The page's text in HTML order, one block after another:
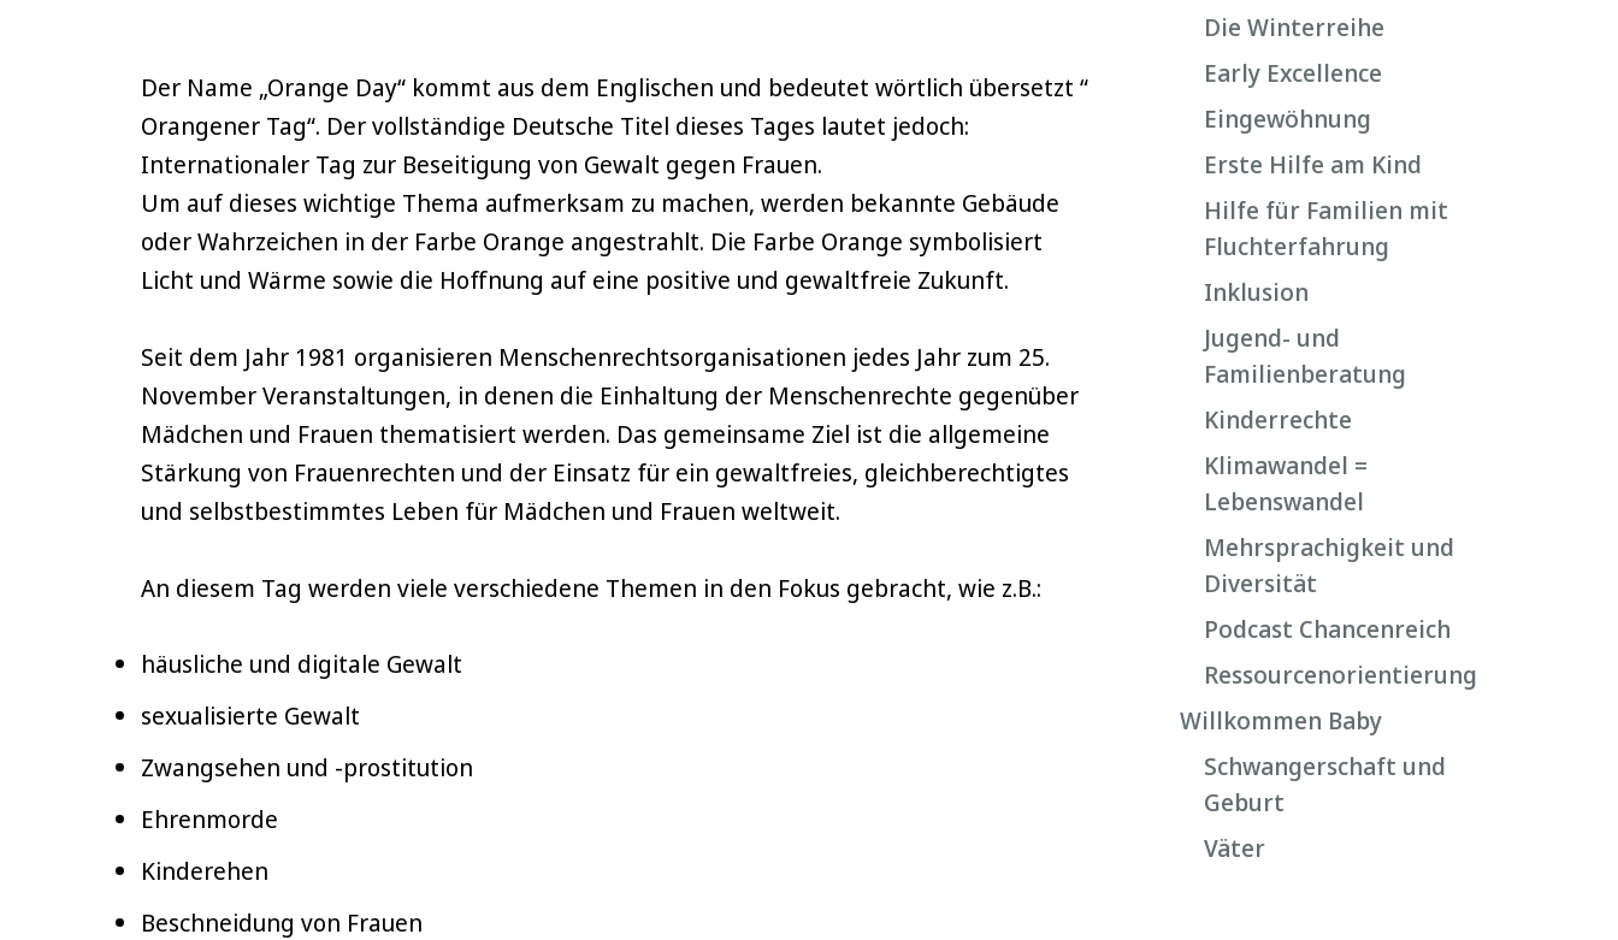
Der Name „Orange Day“ kommt aus dem Englischen und bedeutet wörtlich übersetzt “
Orangener Tag“. Der vollständige Deutsche Titel dieses Tages lautet jedoch:
Internationaler Tag zur Beseitigung von Gewalt gegen Frauen.
Um auf dieses wichtige Thema aufmerksam zu machen, werden bekannte Gebäude
oder Wahrzeichen in der Farbe Orange angestrahlt. Die Farbe Orange symbolisiert
Licht und Wärme sowie die Hoffnung auf eine positive und gewaltfreie Zukunft.
Seit dem Jahr 1981 organisieren Menschenrechtsorganisationen jedes Jahr zum 25.
November Veranstaltungen, in denen die Einhaltung der Menschenrechte gegenüber
Mädchen und Frauen thematisiert werden. Das gemeinsame Ziel ist die allgemeine
Stärkung von Frauenrechten und der Einsatz für ein gewaltfreies, gleichberechtigtes
und selbstbestimmtes Leben für Mädchen und Frauen weltweit.
An diesem Tag werden viele verschiedene Themen in den Fokus gebracht, wie z.B.:
häusliche und digitale Gewalt
sexualisierte Gewalt
Zwangsehen und -prostitution
Ehrenmorde
Kinderehen
Beschneidung von Frauen
Die Winterreihe
Early Excellence
Eingewöhnung
Erste Hilfe am Kind
Hilfe für Familien mit
Fluchterfahrung
Inklusion
Jugend- und
Familienberatung
Kinderrechte
Klimawandel =
Lebenswandel
Mehrsprachigkeit und
Diversität
Podcast Chancenreich
Ressourcenorientierung
Willkommen Baby
Schwangerschaft und
Geburt
Väter